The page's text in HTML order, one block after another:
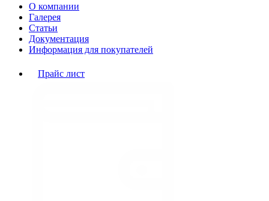
О компании
Галерея
Статьи
Документация
Информация для покупателей
Прайс лист